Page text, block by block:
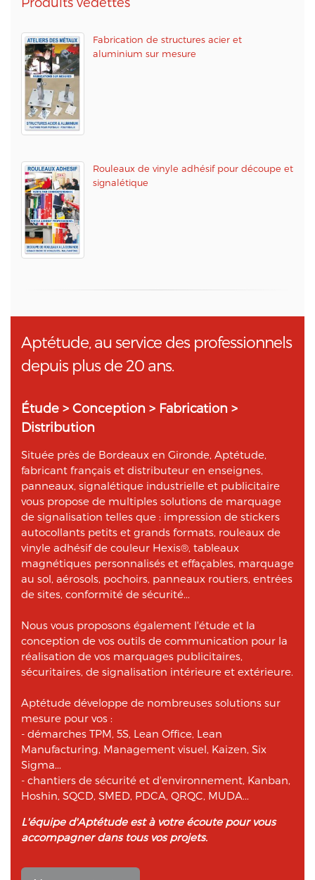
Fabrication de structures acier et
aluminium sur mesure
Rouleaux de vinyle adhésif pour découpe et
signalétique
Aptétude, au service des professionnels
depuis plus de 20 ans.
Étude > Conception > Fabrication >
Distribution
Située près de Bordeaux en Gironde, Aptétude,
fabricant français et distributeur en enseignes,
panneaux, signalétique industrielle et publicitaire
vous propose de multiples solutions de marquage
de signalisation telles que : impression de stickers
autocollants petits et grands formats, rouleaux de
vinyle adhésif de couleur Hexis®, tableaux
magnétiques personnalisés et effaçables, marquage
au sol, aérosols, pochoirs, panneaux routiers, entrées
de sites, conformité de sécurité...
Nous vous proposons également l'étude et la
conception de vos outils de communication pour la
réalisation de vos marquages publicitaires,
sécuritaires, de signalisation intérieure et extérieure.
Aptétude développe de nombreuses solutions sur
mesure pour vos :
- démarches TPM, 5S, Lean Office, Lean
Manufacturing, Management visuel, Kaizen, Six
Sigma...
- chantiers de sécurité et d'environnement, Kanban,
Hoshin, SQCD, SMED, PDCA, QRQC, MUDA...
L'équipe d'Aptétude est à votre écoute pour vous
accompagner dans tous vos projets.